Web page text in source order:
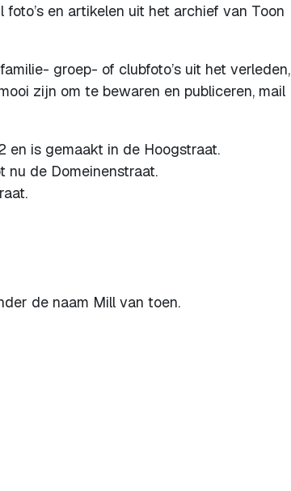
en artikelen uit het archief van Toon
groep- of clubfoto’s uit het verleden,
zijn om te bewaren en publiceren, mail
en is gemaakt in de Hoogstraat.
nu de Domeinenstraat.
de naam Mill van toen.